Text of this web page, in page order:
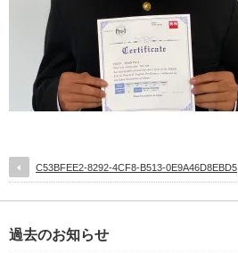
C53BFEE2-8292-4CF8-B513-0E9A46D8EBD5
過去のお知らせ